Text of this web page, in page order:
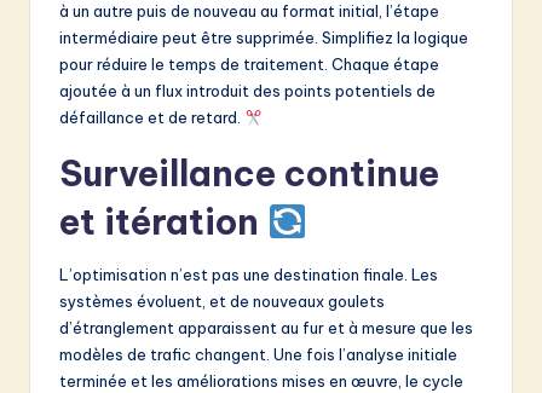
à un autre puis de nouveau au format initial, l’étape
intermédiaire peut être supprimée. Simplifiez la logique
pour réduire le temps de traitement. Chaque étape
ajoutée à un flux introduit des points potentiels de
défaillance et de retard.
Surveillance continue
et itération
L’optimisation n’est pas une destination finale. Les
systèmes évoluent, et de nouveaux goulets
d’étranglement apparaissent au fur et à mesure que les
modèles de trafic changent. Une fois l’analyse initiale
terminée et les améliorations mises en œuvre, le cycle